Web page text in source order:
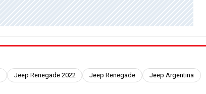
Jeep Renegade 2022 Jeep Renegade Jeep Argentina